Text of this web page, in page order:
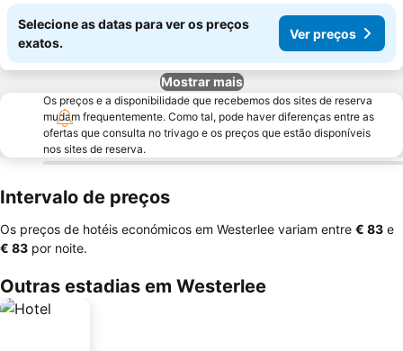
Selecione as datas para ver os preços
exatos.
Ver preços
Mostrar mais
Os preços e a disponibilidade que recebemos dos sites de reserva
mudam frequentemente. Como tal, pode haver diferenças entre as
ofertas que consulta no trivago e os preços que estão disponíveis
nos sites de reserva.
Intervalo de preços
Os preços de hotéis económicos em Westerlee variam entre ‎€ 83 e
‎€ 83 por noite.
Outras estadias em Westerlee